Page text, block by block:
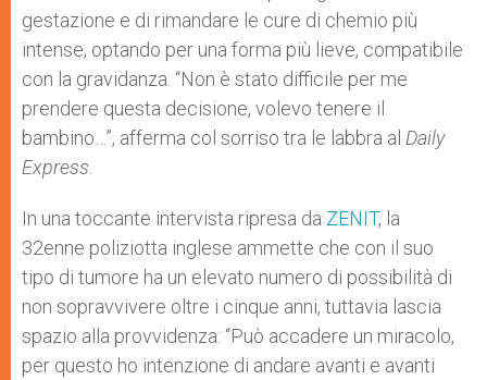
gestazione e di rimandare le cure di chemio più
intense, optando per una forma più lieve, compatibile
con la gravidanza. “Non è stato difficile per me
prendere questa decisione, volevo tenere il
bambino…”, afferma col sorriso tra le labbra al Daily
Express
In una toccante intervista ripresa da ZENIT, la
32enne poliziotta inglese ammette che con il suo
tipo di tumore ha un elevato numero di possibilità di
non sopravvivere oltre i cinque anni, tuttavia lascia
spazio alla provvidenza: “Può accadere un miracolo,
per questo ho intenzione di andare avanti e avanti